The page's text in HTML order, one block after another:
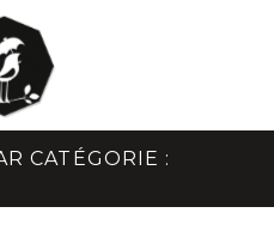
CATÉGORIE :